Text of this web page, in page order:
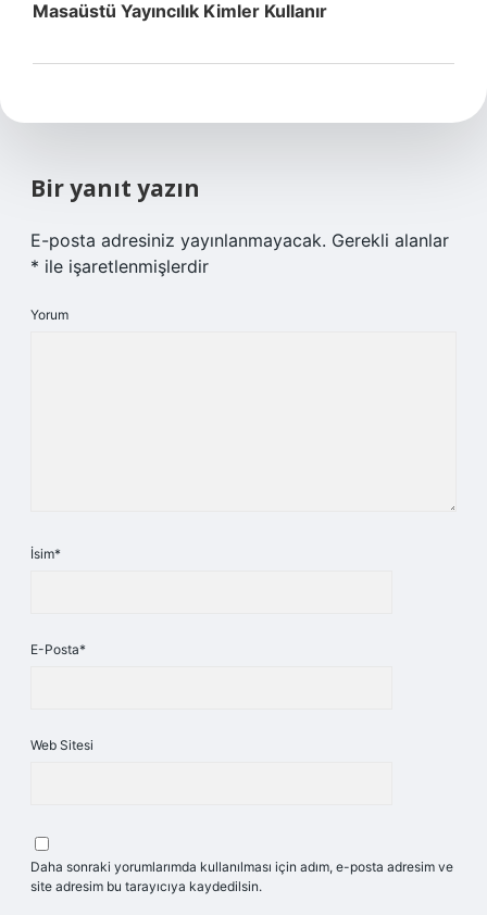
Masaüstü Yayıncılık Kimler Kullanır
Bir yanıt yazın
E-posta adresiniz yayınlanmayacak. Gerekli alanlar
* ile işaretlenmişlerdir
Yorum
İsim*
E-Posta*
Web Sitesi
Daha sonraki yorumlarımda kullanılması için adım, e-posta adresim ve
site adresim bu tarayıcıya kaydedilsin.